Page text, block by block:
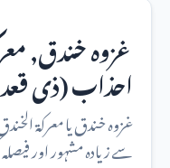
غزوہ خندق,
احذاب (ذی
سے زیادہ مشہور اور